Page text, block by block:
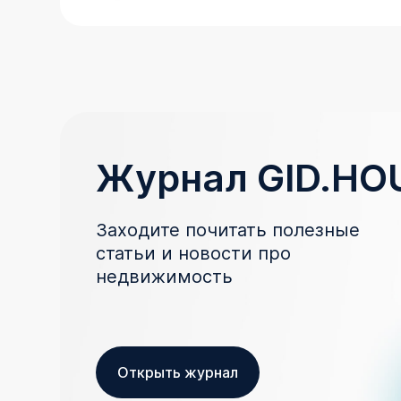
Журнал
Заходите почитать полезные
статьи и новости про
недвижимость
Открыть журнал